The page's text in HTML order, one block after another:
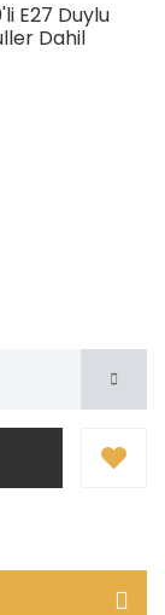
E27 Duylu
Dahil